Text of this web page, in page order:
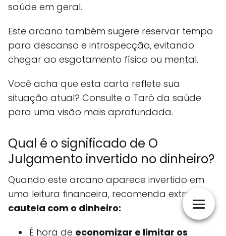
saúde em geral.
Este arcano também sugere reservar tempo
para descanso e introspecção, evitando
chegar ao esgotamento físico ou mental.
Você acha que esta carta reflete sua
situação atual? Consulte o Tarô da saúde
para uma visão mais aprofundada.
Qual é o significado de O
Julgamento invertido no dinheiro?
Quando este arcano aparece invertido em
uma leitura financeira, recomenda extrema
cautela com o dinheiro:
É hora de economizar e limitar os